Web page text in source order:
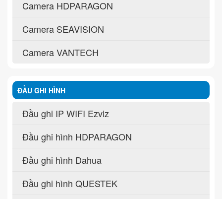
Camera HDPARAGON
Camera SEAVISION
Camera VANTECH
ĐẦU GHI HÌNH
Đầu ghi IP WIFI Ezviz
Đầu ghi hình HDPARAGON
Đầu ghi hình Dahua
Đầu ghi hình QUESTEK